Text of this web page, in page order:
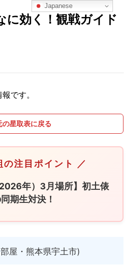
に効く！観戦ガイド
です。
の星取表に戻る
の注目ポイント ／
2026年）3月場所】初土俵
期生対決！
屋・熊本県宇土市)
Japanese